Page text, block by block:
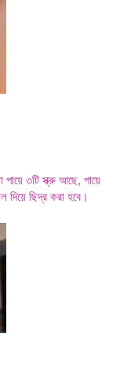
পায়ে ৩টি স্ক্রু আছে, পায়ে
দিয়ে ছিদ্র করা হবে।